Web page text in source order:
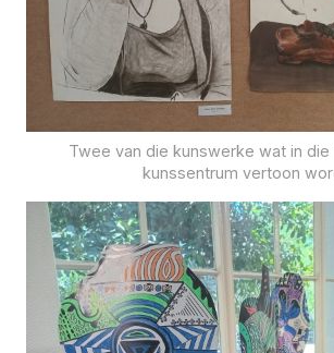
Twee van die kunswerke wat in
kunssentrum vertoon